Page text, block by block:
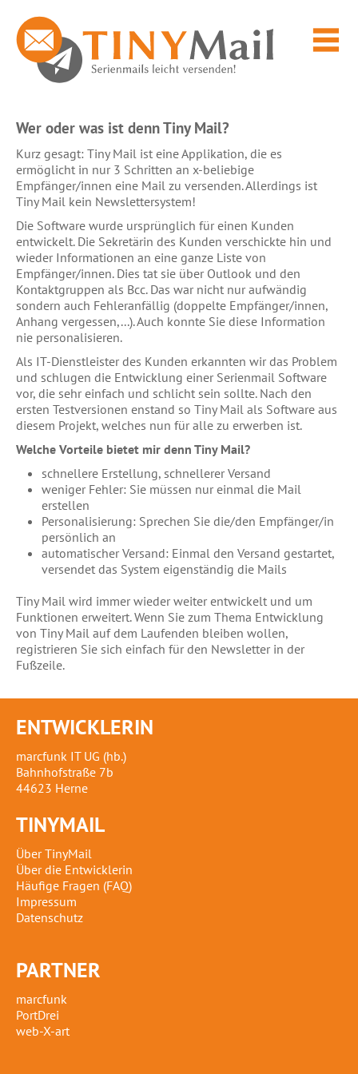
Wer oder was ist denn Tiny Mail?
Kurz gesagt: Tiny Mail ist eine Applikation, die es
ermöglicht in nur 3 Schritten an x-beliebige
Empfänger/innen eine Mail zu versenden. Allerdings ist
Tiny Mail kein Newslettersystem!
Die Software wurde ursprünglich für einen Kunden
entwickelt. Die Sekretärin des Kunden verschickte hin und
wieder Informationen an eine ganze Liste von
Empfänger/innen. Dies tat sie über Outlook und den
Kontaktgruppen als Bcc. Das war nicht nur aufwändig
sondern auch Fehleranfällig (doppelte Empfänger/innen,
Anhang vergessen,...). Auch konnte Sie diese Information
nie personalisieren.
Als IT-Dienstleister des Kunden erkannten wir das Problem
und schlugen die Entwicklung einer Serienmail Software
vor, die sehr einfach und schlicht sein sollte. Nach den
ersten Testversionen enstand so Tiny Mail als Software aus
diesem Projekt, welches nun für alle zu erwerben ist.
Welche Vorteile bietet mir denn Tiny Mail?
schnellere Erstellung, schnellerer Versand
weniger Fehler: Sie müssen nur einmal die Mail
erstellen
Personalisierung: Sprechen Sie die/den Empfänger/in
persönlich an
automatischer Versand: Einmal den Versand gestartet,
versendet das System eigenständig die Mails
Tiny Mail wird immer wieder weiter entwickelt und um
Funktionen erweitert. Wenn Sie zum Thema Entwicklung
von Tiny Mail auf dem Laufenden bleiben wollen,
registrieren Sie sich einfach für den Newsletter in der
Fußzeile.
ENTWICKLERIN
marcfunk IT UG (hb.)
Bahnhofstraße 7b
44623 Herne
TINYMAIL
Über TinyMail
Über die Entwicklerin
Häufige Fragen (FAQ)
Impressum
Datenschutz
PARTNER
marcfunk
PortDrei
web-X-art